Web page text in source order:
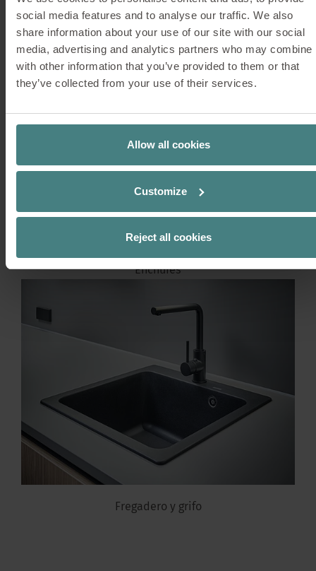
social media features and to analyse our traffic. We also
share information about your use of our site with our social
media, advertising and analytics partners who may combine
with other information that you’ve provided to them or that
they’ve collected from your use of their services.
Allow all cookies
Customize
Reject all cookies
Equipamiento para las isletas
Enchufes
Fregadero y grifo